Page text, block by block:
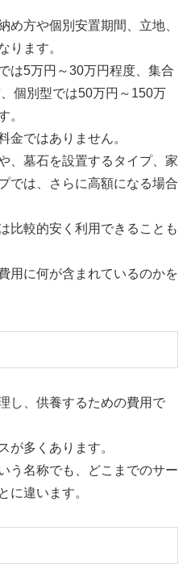
め方や個別安置期間、立地、
ります。
は5万円～30万円程度、集合
個別型では50万円～150万
。
金ではありません。
、墓石を設置するタイプ、家
では、さらに高額になる場合
比較的安く利用できることも
用に何が含まれているのかを
し、供養するための費用で
が多くあります。
う名称でも、どこまでのサー
に違います。